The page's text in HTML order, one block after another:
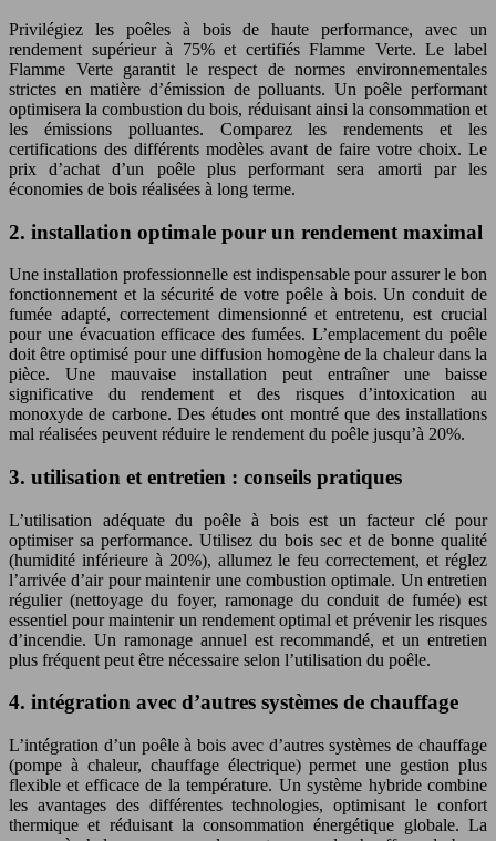
Privilégiez les poêles à bois de haute performance, avec un
rendement supérieur à 75% et certifiés Flamme Verte. Le label
Flamme Verte garantit le respect de normes environnementales
strictes en matière d’émission de polluants. Un poêle performant
optimisera la combustion du bois, réduisant ainsi la consommation et
les émissions polluantes. Comparez les rendements et les
certifications des différents modèles avant de faire votre choix. Le
prix d’achat d’un poêle plus performant sera amorti par les
économies de bois réalisées à long terme.
2. installation optimale pour un rendement maximal
Une installation professionnelle est indispensable pour assurer le bon
fonctionnement et la sécurité de votre poêle à bois. Un conduit de
fumée adapté, correctement dimensionné et entretenu, est crucial
pour une évacuation efficace des fumées. L’emplacement du poêle
doit être optimisé pour une diffusion homogène de la chaleur dans la
pièce. Une mauvaise installation peut entraîner une baisse
significative du rendement et des risques d’intoxication au
monoxyde de carbone. Des études ont montré que des installations
mal réalisées peuvent réduire le rendement du poêle jusqu’à 20%.
3. utilisation et entretien : conseils pratiques
L’utilisation adéquate du poêle à bois est un facteur clé pour
optimiser sa performance. Utilisez du bois sec et de bonne qualité
(humidité inférieure à 20%), allumez le feu correctement, et réglez
l’arrivée d’air pour maintenir une combustion optimale. Un entretien
régulier (nettoyage du foyer, ramonage du conduit de fumée) est
essentiel pour maintenir un rendement optimal et prévenir les risques
d’incendie. Un ramonage annuel est recommandé, et un entretien
plus fréquent peut être nécessaire selon l’utilisation du poêle.
4. intégration avec d’autres systèmes de chauffage
L’intégration d’un poêle à bois avec d’autres systèmes de chauffage
(pompe à chaleur, chauffage électrique) permet une gestion plus
flexible et efficace de la température. Un système hybride combine
les avantages des différentes technologies, optimisant le confort
thermique et réduisant la consommation énergétique globale. La